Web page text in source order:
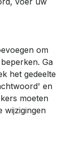
Ga
het gedeelte
en
moeten
wijzigingen